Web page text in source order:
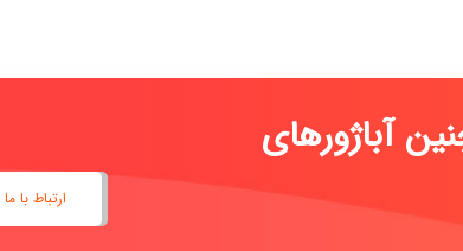
آباژورهای
ارتباط با ما